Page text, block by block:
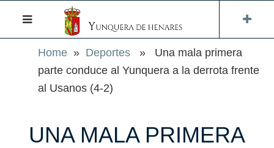
Home » Deportes » Una mala primera
parte conduce al Yunquera a la derrota frente
al Usanos (4-2)
UNA MALA PRIMERA